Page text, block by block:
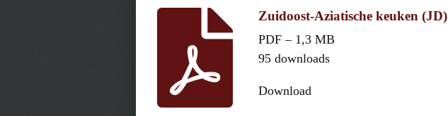
Zuidoost-Aziatische keuken (JD)
PDF – 1,3 MB
95 downloads
Download